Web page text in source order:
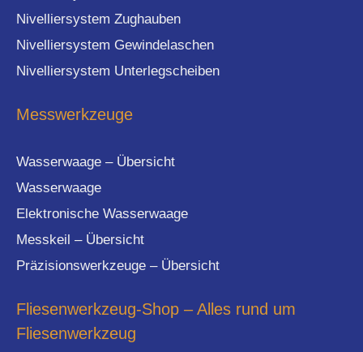
Nivelliersystem Zughauben
Nivelliersystem Gewindelaschen
Nivelliersystem Unterlegscheiben
Messwerkzeuge
Wasserwaage – Übersicht
Wasserwaage
Elektronische Wasserwaage
Messkeil – Übersicht
Präzisionswerkzeuge – Übersicht
Fliesenwerkzeug-Shop – Alles rund um
Fliesenwerkzeug